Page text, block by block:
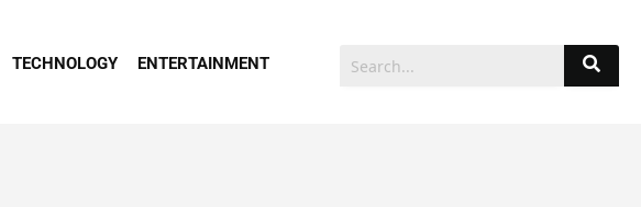
TECHNOLOGY ENTERTAINMENT